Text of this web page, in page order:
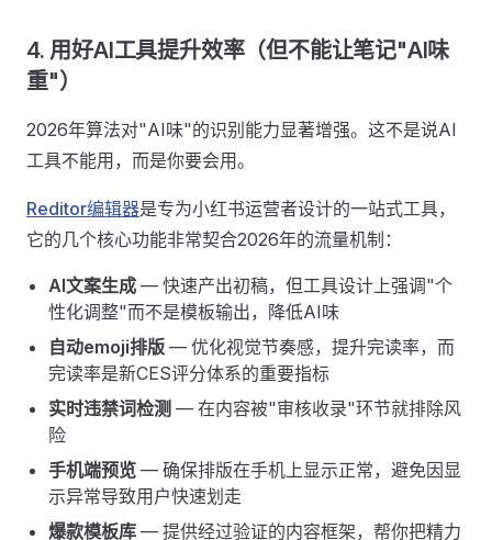
4. 用好AI工具提升效率（但不能让笔记"AI味
重"）
2026年算法对"AI味"的识别能力显著增强。这不是说AI
工具不能用，而是你要会用。
Reditor编辑器是专为小红书运营者设计的一站式工具，
它的几个核心功能非常契合2026年的流量机制：
AI文案生成 — 快速产出初稿，但工具设计上强调"个
性化调整"而不是模板输出，降低AI味
自动emoji排版 — 优化视觉节奏感，提升完读率，而
完读率是新CES评分体系的重要指标
实时违禁词检测 — 在内容被"审核收录"环节就排除风
险
手机端预览 — 确保排版在手机上显示正常，避免因显
示异常导致用户快速划走
爆款模板库 — 提供经过验证的内容框架，帮你把精力